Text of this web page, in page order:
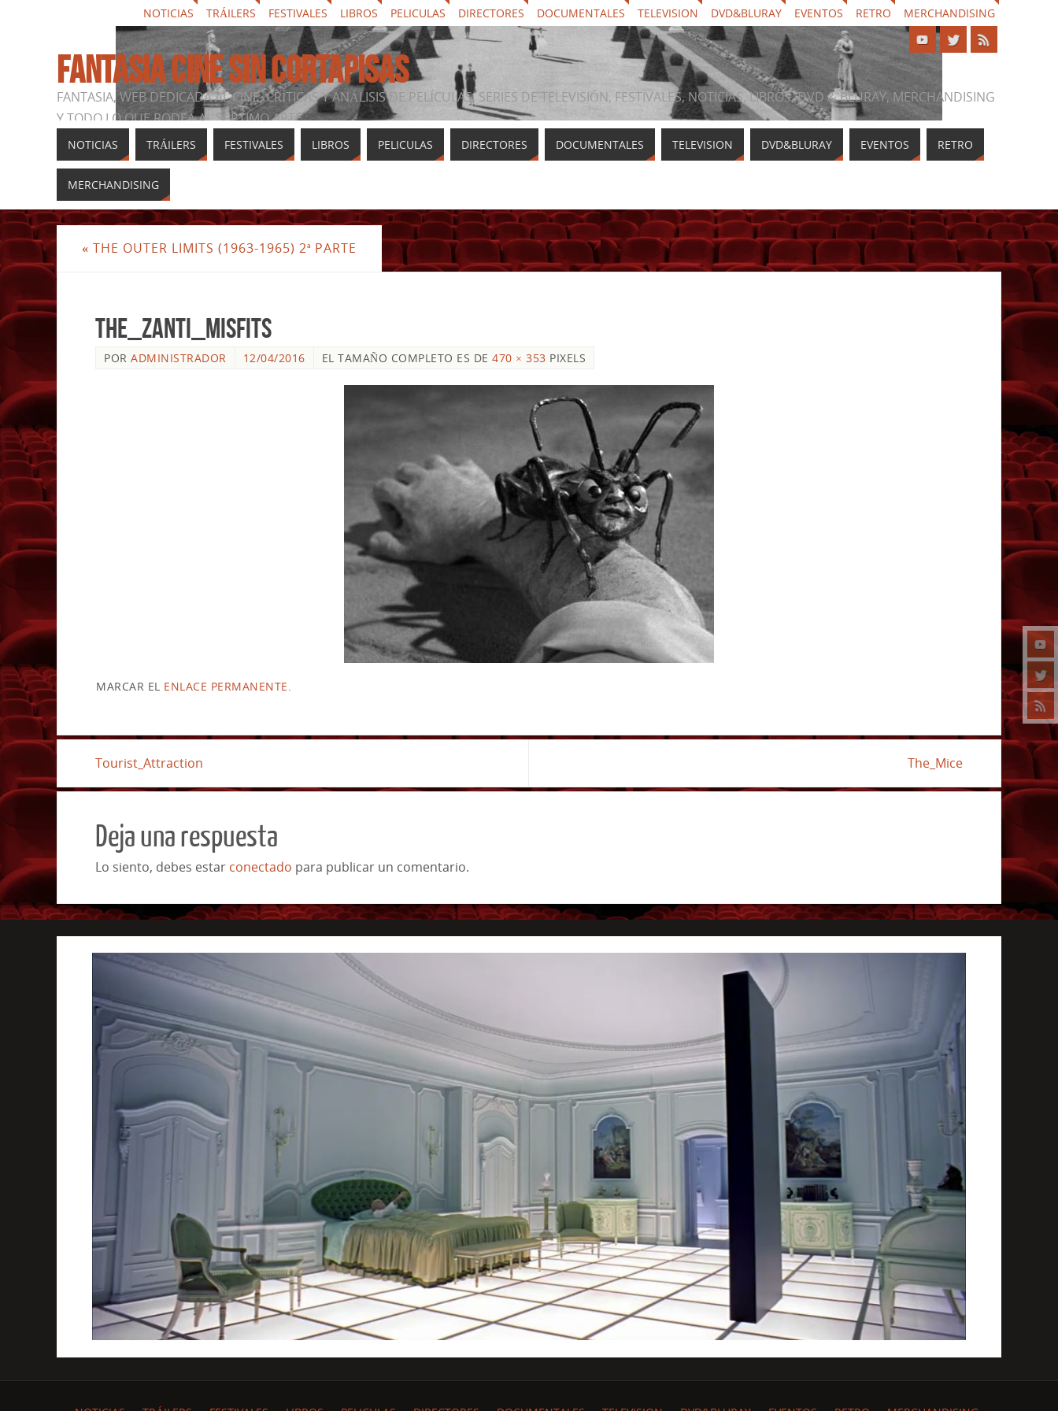
NOTICIAS TRÁILERS FESTIVALES LIBROS PELICULAS DIRECTORES DOCUMENTALES TELEVISION DVD&BLURAY EVENTOS RETRO MERCHANDISING
FANTASIA CINE SIN CORTAPISAS
FANTASIA, WEB DEDICADA AL CINE, CRÍTICAS Y ANÁLISIS DE PELÍCULAS, SERIES DE TELEVISIÓN, FESTIVALES, NOTICIAS, LIBROS, DVD & BLURAY, MERCHANDISING
Y TODO LO QUE RODEA AL SÉPTIMO ARTE
NOTICIAS TRÁILERS FESTIVALES LIBROS PELICULAS DIRECTORES DOCUMENTALES TELEVISION DVD&BLURAY EVENTOS RETRO
MERCHANDISING
« THE OUTER LIMITS (1963-1965) 2ª PARTE
The_Zanti_Misfits
POR ADMINISTRADOR 12/04/2016 EL TAMAÑO COMPLETO ES DE 470 × 353 PIXELS
MARCAR EL ENLACE PERMANENTE
Tourist_Attraction The_Mice
Deja una respuesta
Lo siento, debes estar conectado para publicar un comentario.